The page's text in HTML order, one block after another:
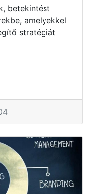
betekintést
amelyekkel
stratégiát